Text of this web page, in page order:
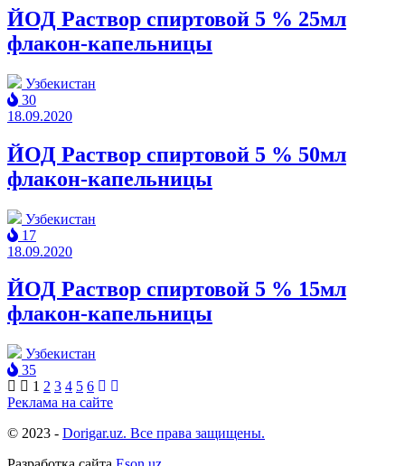
ЙОД Раствор спиртовой 5 % 25мл
флакон-капельницы
Узбекистан
30
18.09.2020
ЙОД Раствор спиртовой 5 % 50мл
флакон-капельницы
Узбекистан
17
18.09.2020
ЙОД Раствор спиртовой 5 % 15мл
флакон-капельницы
Узбекистан
35
1 2 3 4 5 6
Реклама на сайте
© 2023 - Dorigar.uz. Все права защищены.